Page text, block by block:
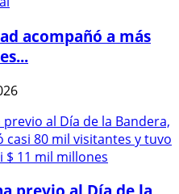
acompañó a más